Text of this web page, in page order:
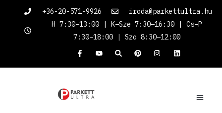
+36-20-571-9926
iroda@parkettultra.hu
H 7:30–13:00 | K–Sze 7:30–16:30 | Cs–P
7:30–18:00 | Szo 8:30–12:00